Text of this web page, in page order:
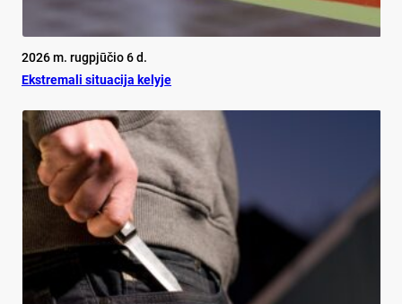
2026 m. rugpjūčio 6 d.
Ekst­re­ma­li si­tua­ci­ja ke­ly­je